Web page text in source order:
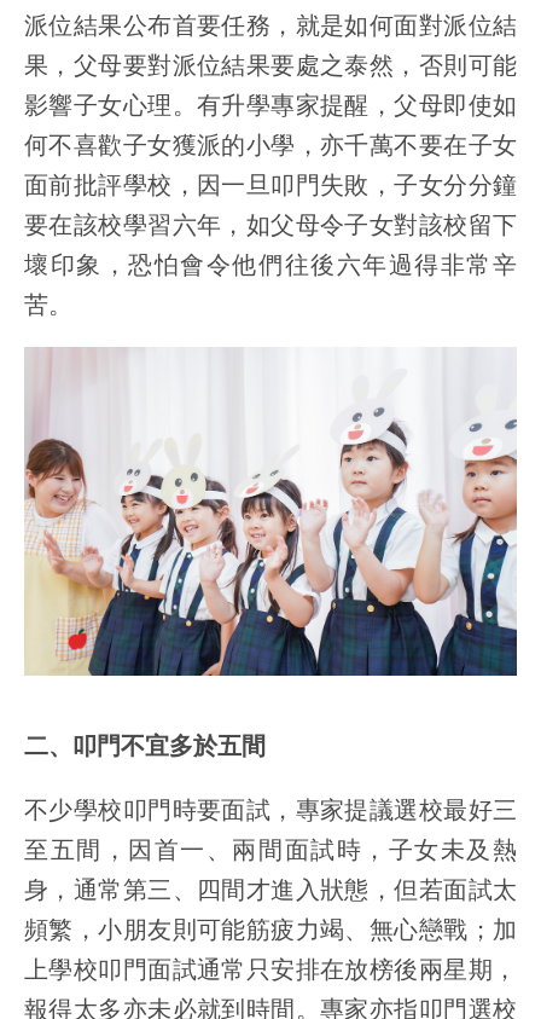
派位結果公布首要任務，就是如何面對派位結
果，父母要對派位結果要處之泰然，否則可能
影響子女心理。有升學專家提醒，父母即使如
何不喜歡子女獲派的小學，亦千萬不要在子女
面前批評學校，因一旦叩門失敗，子女分分鐘
要在該校學習六年，如父母令子女對該校留下
壞印象，恐怕會令他們往後六年過得非常辛
苦。
二、叩門不宜多於五間
不少學校叩門時要面試，專家提議選校最好三
至五間，因首一、兩間面試時，子女未及熱
身，通常第三、四間才進入狀態，但若面試太
頻繁，小朋友則可能筋疲力竭、無心戀戰；加
上學校叩門面試通常只安排在放榜後兩星期，
報得太多亦未必就到時間。專家亦指叩門選校